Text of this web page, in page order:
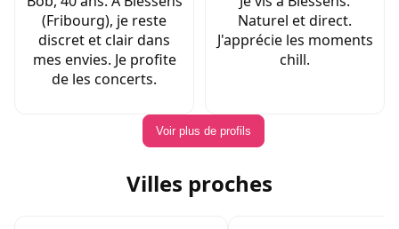
(Fribourg), je reste
discret et clair dans
mes envies. Je profite
de les concerts.
Naturel et direct.
J'apprécie les moments
chill.
Voir plus de profils
Villes proches